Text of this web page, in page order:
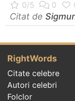
Citat de
RightWords
Citate celebre
Autori celebri
Folclor